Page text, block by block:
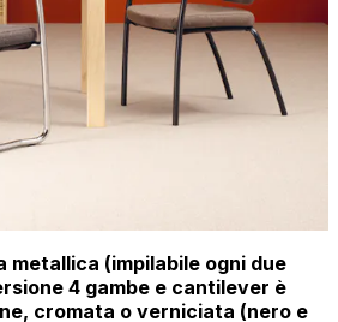
(impilabile ogni due
4 gambe e cantilever è
cromata o verniciata (nero e